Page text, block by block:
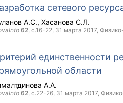
сетевого
А.С. Хасанова С.Л.
62, с.16-22, 31 марта 2017,
единственности
области
А.А.
62, с.22-26, 31 марта 2017,